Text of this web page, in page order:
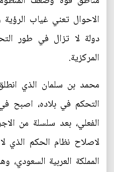
الاحوال تعني غياب الرؤية
دولة لا تزال في طور
المركزية.
محمد بن سلمان الذي
التحكم في بلاده، اصبح
الفعلي، بعد سلسلة من
لاصلاح نظام الحكم الذي
المملكة العربية